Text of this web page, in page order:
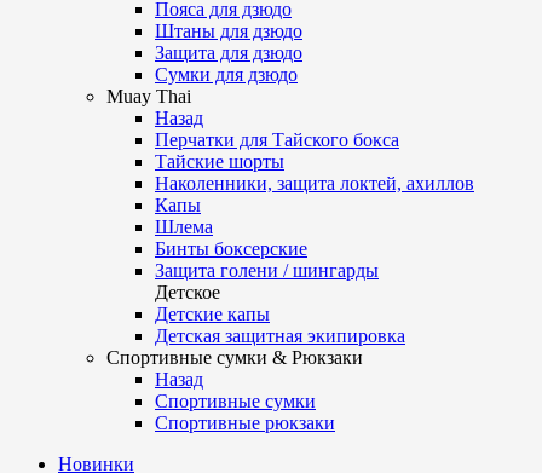
Пояса для дзюдо
Штаны для дзюдо
Защита для дзюдо
Сумки для дзюдо
Muay Thai
Назад
Перчатки для Тайского бокса
Тайские шорты
Наколенники, защита локтей, ахиллов
Капы
Шлема
Бинты боксерские
Защита голени / шингарды
Детское
Детские капы
Детская защитная экипировка
Спортивные сумки & Рюкзаки
Назад
Спортивные сумки
Спортивные рюкзаки
Новинки